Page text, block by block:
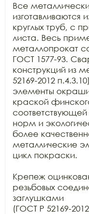
Все
изготавливаются
круглых труб, с
листа. Весь
металлопрокат
ГОСТ 1577-93.
конструкций из
52169-2012
элементы
краской
норм и
более
металлические
цикл покраски.
Крепеж
резьбовых
заглушками
(ГОСТ Р 52169-